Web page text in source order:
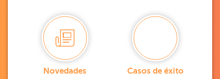
Novedades Casos de éxito